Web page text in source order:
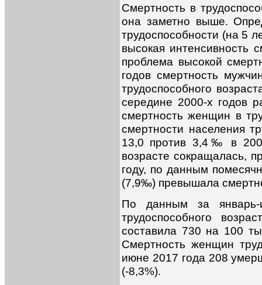
Смертность в
она заметно выше.
трудоспособности (на 5
высокая интенсивность
проблема высокой
годов смертность
трудоспособного
середине 2000-х годов
смертность женщин в
смертности населения
13,0 против 3,4‰ в
возрасте сокращалась,
году, по данным
(7,9‰) превышала
По данным за
трудоспособного
составила 730 на 100
Смертность женщин
июне 2017 года 208
(-8,3%).